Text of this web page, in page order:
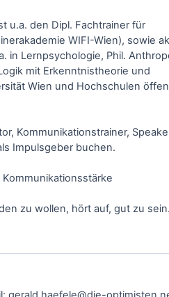
u.a. den Dipl. Fachtrainer für
WIFI-Wien), sowie
in Lernpsychologie, Phil.
mit Erkenntnistheorie und
Wien und Hochschulen
Kommunikationstrainer,
Impulsgeber buchen.
zu wollen, hört auf, gut zu